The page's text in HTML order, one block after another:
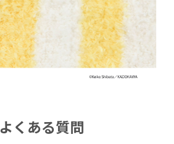
よくある質問